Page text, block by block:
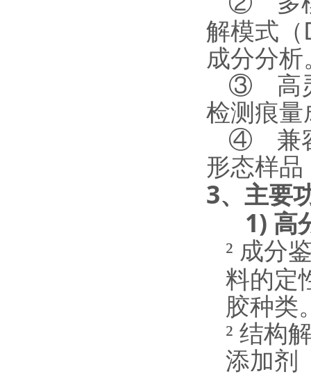
解模式（
成分分析
③ 高
检测痕量
④ 兼
形态样
3、 主要
1) 高
² 成分
料的定
胶种类
² 结构
添加剂